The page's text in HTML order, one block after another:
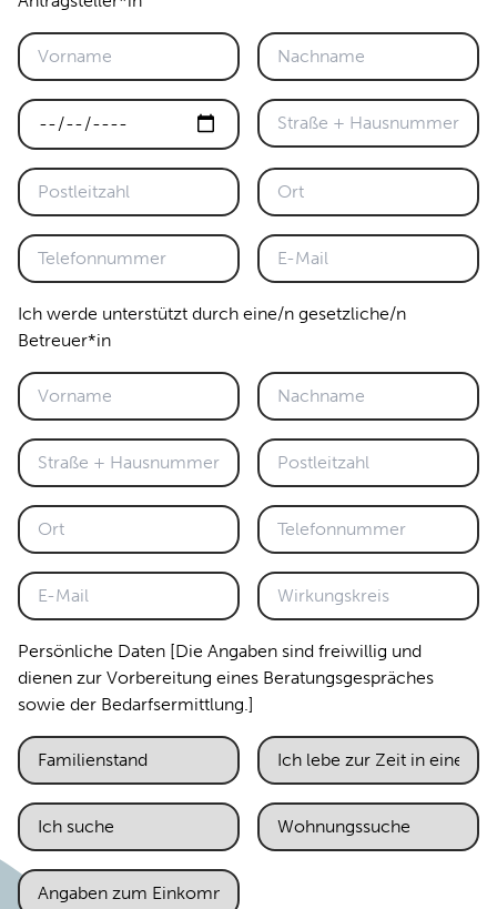
Ich werde unterstützt durch eine/n gesetzliche/n
Betreuer*in
Persönliche Daten [Die Angaben sind freiwillig und
dienen zur Vorbereitung eines Beratungsgespräches
sowie der Bedarfsermittlung.]